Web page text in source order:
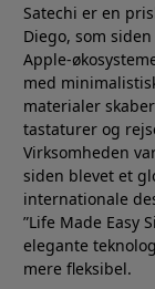
Satechi er en
Diego, som
Apple-
med
materialer
tastaturer og
Virksomheden
siden blevet et
internationale
”Life Made Easy
elegante
mere fleksibel.